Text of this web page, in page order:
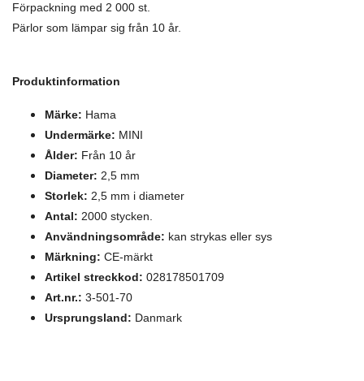
Förpackning med 2 000 st.
Pärlor som lämpar sig från 10 år.
Produktinformation
Märke: Hama
Undermärke: MINI
Ålder: Från 10 år
Diameter: 2,5 mm
Storlek: 2,5 mm i diameter
Antal: 2000 stycken.
Användningsområde: kan strykas eller sys
Märkning: CE-märkt
Artikel streckkod: 028178501709
Art.nr.: 3-501-70
Ursprungsland: Danmark